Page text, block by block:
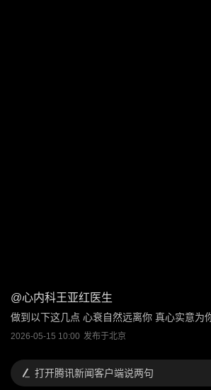
@心内科王亚红医生
做到以下这几点 心衰自然远离你 真心实意为
2026-05-15 10:00 发布于北京
打开腾讯新闻客户端说两句